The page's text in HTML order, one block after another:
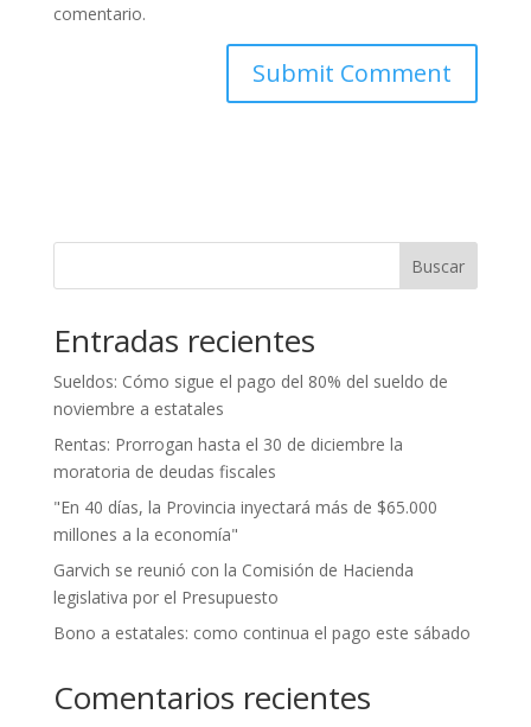
comentario.
Buscar
Entradas recientes
Sueldos: Cómo sigue el pago del 80% del sueldo de
noviembre a estatales
Rentas: Prorrogan hasta el 30 de diciembre la
moratoria de deudas fiscales
"En 40 días, la Provincia inyectará más de $65.000
millones a la economía"
Garvich se reunió con la Comisión de Hacienda
legislativa por el Presupuesto
Bono a estatales: como continua el pago este sábado
Comentarios recientes